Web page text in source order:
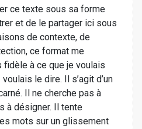
ce texte sous sa forme
et de le partager ici sous
de contexte, de
ce format me
à ce que je voulais
dire. Il s’agit d’un
Il ne cherche pas à
à désigner. Il tente
mots sur un glissement